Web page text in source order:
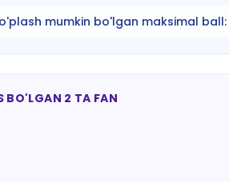
mumkin bo'lgan maksimal ball:
BO'LGAN 2 TA FAN